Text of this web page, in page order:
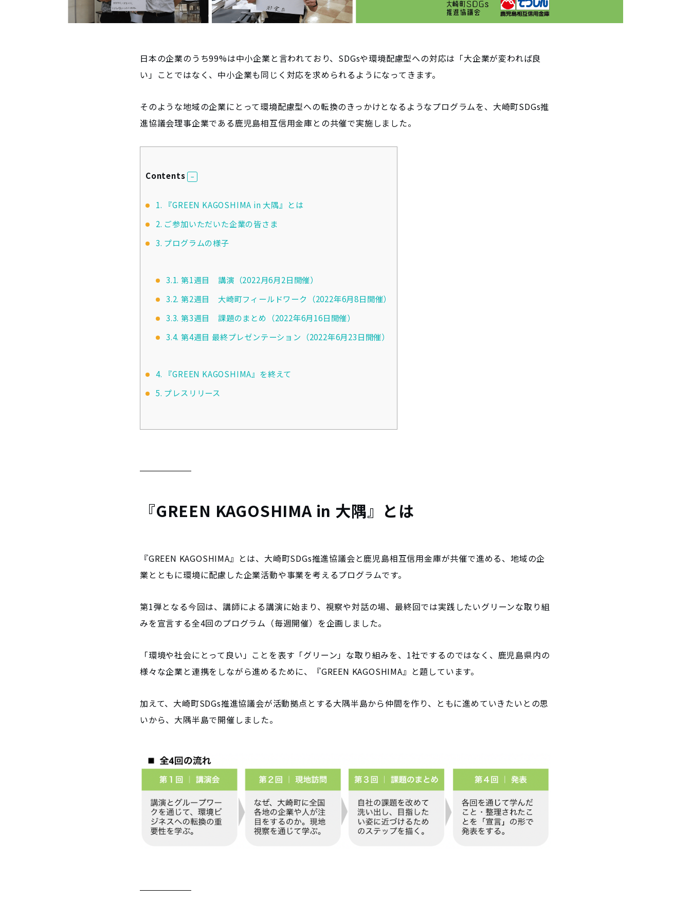
日本の企業のうち99%は中小企業と言われており、SDGsや環境配慮型への対応は「大企業が変われば良
い」ことではなく、中小企業も同じく対応を求められるようになってきます。
そのような地域の企業にとって環境配慮型への転換のきっかけとなるようなプログラムを、大崎町SDGs推
進協議会理事企業である鹿児島相互信用金庫との共催で実施しました。
Contents
1. 『GREEN KAGOSHIMA in 大隅』とは
2. ご参加いただいた企業の皆さま
3. プログラムの様子
3.1. 第1週目 講演（2022月6月2日開催）
3.2. 第2週目 大崎町フィールドワーク（2022年6月8日開催）
3.3. 第3週目 課題のまとめ（2022年6月16日開催）
3.4. 第4週目 最終プレゼンテーション（2022年6月23日開催）
4. 『GREEN KAGOSHIMA』を終えて
5. プレスリリース
『GREEN KAGOSHIMA in 大隅』とは
『GREEN KAGOSHIMA』とは、大崎町SDGs推進協議会と鹿児島相互信用金庫が共催で進める、地域の企
業とともに環境に配慮した企業活動や事業を考えるプログラムです。
第1弾となる今回は、講師による講演に始まり、視察や対話の場、最終回では実践したいグリーンな取り組
みを宣言する全4回のプログラム（毎週開催）を企画しました。
「環境や社会にとって良い」ことを表す「グリーン」な取り組みを、1社でするのではなく、鹿児島県内の
様々な企業と連携をしながら進めるために、『GREEN KAGOSHIMA』と題しています。
加えて、大崎町SDGs推進協議会が活動拠点とする大隅半島から仲間を作り、ともに進めていきたいとの思
いから、大隅半島で開催しました。